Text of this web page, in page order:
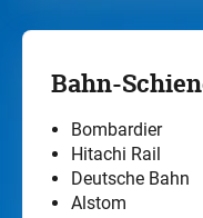
Bahn-
Bombardier
Hitachi Rail
Deutsche Bahn
Alstom